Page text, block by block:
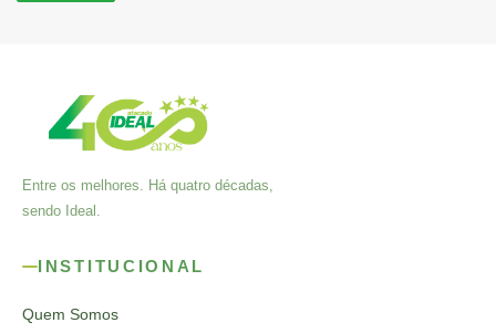
Entre os melhores. Há quatro décadas,
sendo Ideal.
INSTITUCIONAL
Quem Somos